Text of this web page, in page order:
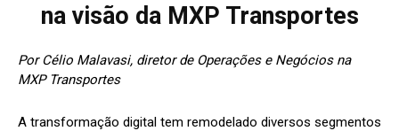
na visão da MXP Transportes
Por Célio Malavasi, diretor de Operações e Negócios na
MXP Transportes
A transformação digital tem remodelado diversos segmentos